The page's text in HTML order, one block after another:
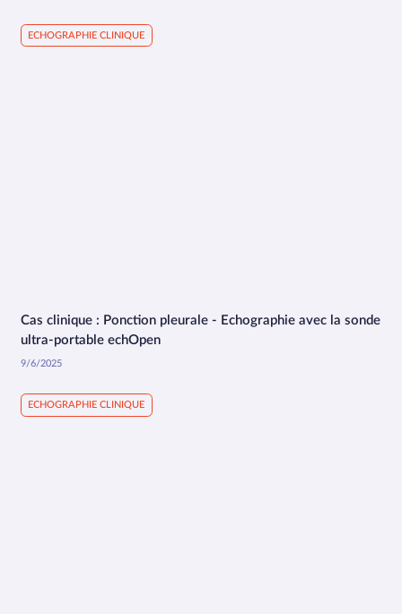
ECHOGRAPHIE CLINIQUE
1:47
Cas clinique : Ponction pleurale - Echographie avec la sonde
ultra-portable echOpen
9/6/2025
ECHOGRAPHIE CLINIQUE